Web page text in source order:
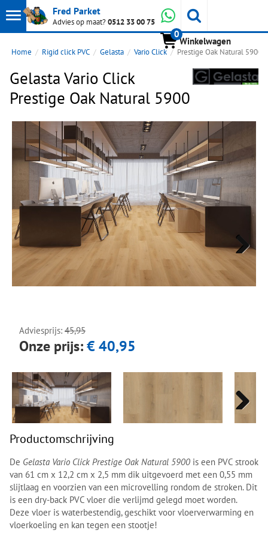
Toon
hoofdmenu
Fred Parket
Advies op maat?0512 33 00 75 Whatsapp
0
Winkelwagen
Home Rigid click PVC Gelasta Vario Click Prestige Oak Natural 5900
Gelasta Vario Click
Prestige Oak Natural 5900
Adviesprijs: 45,95
Onze prijs:€ 40,95
Next
Next
Next
Next
Productomschrijving
De Gelasta Vario Click Prestige Oak Natural 5900 is een PVC strook
van 61 cm x 12,2 cm x 2,5 mm dik uitgevoerd met een 0,55 mm
slijtlaag en voorzien van een microvelling rondom de stroken. Dit
is een dry-back PVC vloer die verlijmd gelegd moet worden.
Deze vloer is waterbestendig, geschikt voor vloerverwarming en
vloerkoeling en kan tegen een stootje!